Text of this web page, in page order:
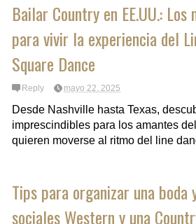
Bailar Country en EE.UU.:
para vivir la experiencia del
Square Dance
Reply mayo 22, 2025
Desde Nashville hasta Texas,
imprescindibles para los amantes
quieren moverse al ritmo del line
Tips para organizar una boda
sociales Western y una